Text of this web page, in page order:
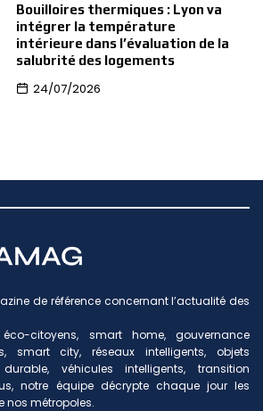
Bouilloires thermiques : Lyon va
intégrer la température
intérieure dans l’évaluation de la
salubrité des logements
24/07/2026
de référence concernant l’actualité des
citoyens, smart home, gouvernance
smart city, réseaux intelligents, objets
véhicules intelligents, transition
notre équipe décrypte chaque jour les
nos métropoles.